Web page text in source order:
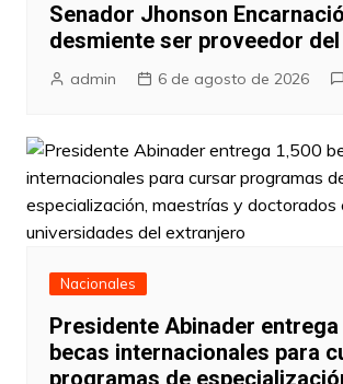
Senador Jhonson
desmiente ser proveedor
admin 6 de agosto de 2026
Nacionales
Presidente Abinader entrega
becas internacionales para
programas de